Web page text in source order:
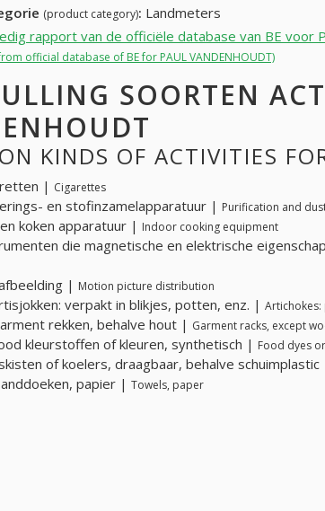
(product category): Landmeters
rapport van de officiële database van BE voor
official database of BE for PAUL VANDENHOUDT)
SOORTEN
KINDS OF ACTIVITIES
| Cigarettes
en stofinzamelapparatuur | Purification and
koken apparatuur | Indoor cooking equipment
die magnetische en elektrische
| Motion picture distribution
verpakt in blikjes, potten, enz. | Artichokes:
rekken, behalve hout | Garment racks, except
kleurstoffen of kleuren, synthetisch | Food dyes
of koelers, draagbaar, behalve schuimplastic
papier | Towels, paper